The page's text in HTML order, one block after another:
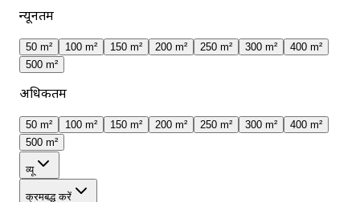
न्यूनतम
50 m² 100 m² 150 m² 200 m² 250 m² 300 m²
400 m²
500 m²
अधिकतम
50 m² 100 m² 150 m² 200 m² 250 m² 300 m²
400 m²
500 m²
व्यू
क्रमबद्ध करें